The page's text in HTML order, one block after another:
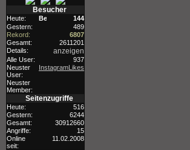
Besucher
Heute:
144
Gestern:
489
Rekord:
6807
Gesamt:
2611201
Details:
anzeigen
Alle User:
937
Neuster
User:
InstagramLikes
Neuster
Member:
Seitenzugriffe
Heute:
516
Gestern:
6244
Gesamt:
30912660
Angriffe:
15
Online
seit:
11.02.2008